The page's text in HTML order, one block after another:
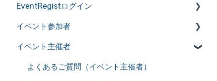
EventRegistログイン
アカウントの作成・管理
アカウント情報を管理
サービス利用における推奨環境
イベント参加者
よくあるご質問（イベント参加者）
イベント申込み
イベント主催者
よくあるご質問（イベント主催者）